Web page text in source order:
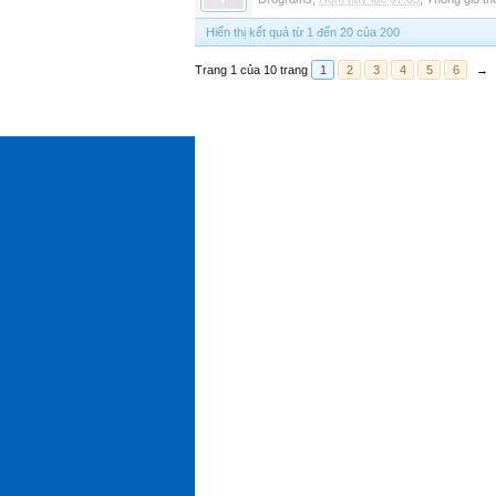
Hiển thị kết quả từ 1 đến 20 của 200
Trang 1 của 10 trang 1 2 3 4 5 6 →